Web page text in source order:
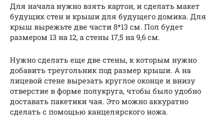
Для начала нужно взять картон, и сделать макет
будущих стен и крыши для будущего домика. Для
крыш вырежьте две части 8*13 см. Пол будет
размером 13 на 12, а стены 17,5 на 9,6 см.
Нужно сделать еще две стены, к которым нужно
добавить треугольник под размер крыши. А на
лицевой стене вырезать круглое оконце и внизу
отверстие в форме полукруга, чтобы было удобно
доставать пакетики чая. Это можно аккуратно
сделать с помощью канцелярского ножа.